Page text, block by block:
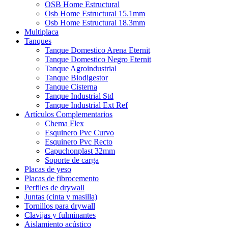
OSB Home Estructural
Osb Home Estructural 15.1mm
Osb Home Estructural 18.3mm
Multiplaca
Tanques
Tanque Domestico Arena Eternit
Tanque Domestico Negro Eternit
Tanque Agroindustrial
Tanque Biodigestor
Tanque Cisterna
Tanque Industrial Std
Tanque Industrial Ext Ref
Artículos Complementarios
Chema Flex
Esquinero Pvc Curvo
Esquinero Pvc Recto
Capuchonplast 32mm
Soporte de carga
Placas de yeso
Placas de fibrocemento
Perfiles de drywall
Juntas (cinta y masilla)
Tornillos para drywall
Clavijas y fulminantes
Aislamiento acústico